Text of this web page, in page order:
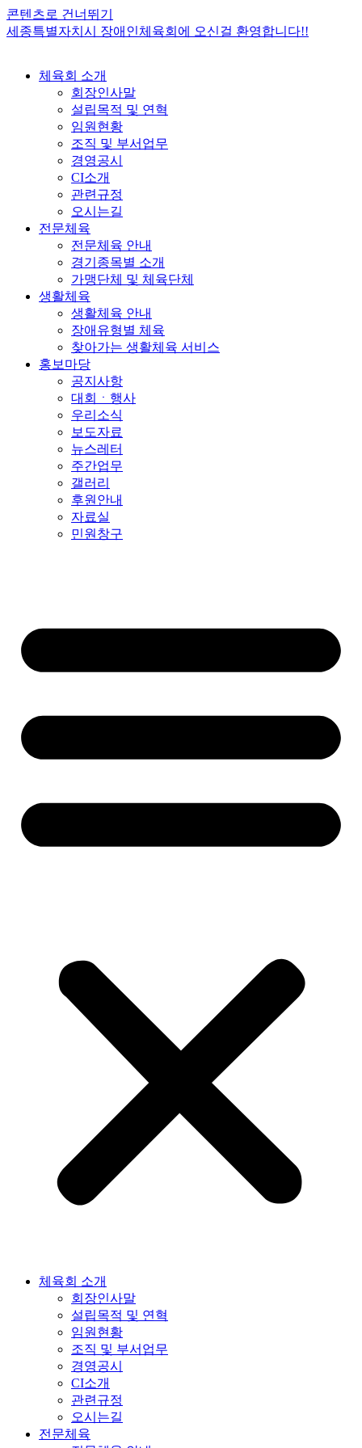
콘텐츠로 건너뛰기
세종특별자치시 장애인체육회에 오신걸 환영합니다!!
체육회 소개
회장인사말
설립목적 및 연혁
임원현황
조직 및 부서업무
경영공시
CI소개
관련규정
오시는길
전문체육
전문체육 안내
경기종목별 소개
가맹단체 및 체육단체
생활체육
생활체육 안내
장애유형별 체육
찾아가는 생활체육 서비스
홍보마당
공지사항
대회ㆍ행사
우리소식
보도자료
뉴스레터
주간업무
갤러리
후원안내
자료실
민원창구
체육회 소개
회장인사말
설립목적 및 연혁
임원현황
조직 및 부서업무
경영공시
CI소개
관련규정
오시는길
전문체육